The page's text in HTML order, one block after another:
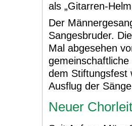
als „Gitarren-
Der
Sangesbruder.
Mal abgesehen
dem Stiftungsfest
Ausflug der
Neuer